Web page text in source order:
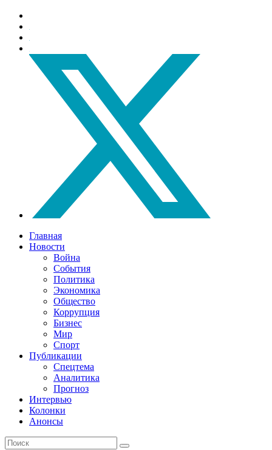
Главная
Новости
Война
События
Политика
Экономика
Общество
Коррупция
Бизнес
Мир
Спорт
Публикации
Спецтема
Аналитика
Прогноз
Интервью
Колонки
Анонсы